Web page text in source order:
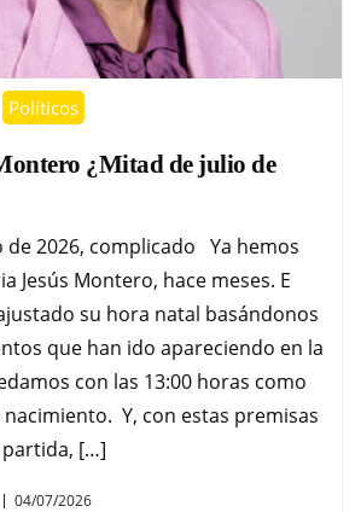
Políticos
¿Mitad de julio de
de 2026, complicado Ya hemos
Jesús Montero, hace meses. E
su hora natal basándonos
que han ido apareciendo en la
con las 13:00 horas como
Y, con estas premisas
[…]
04/07/2026